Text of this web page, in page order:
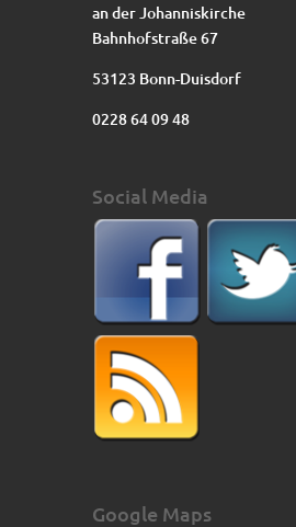
an der Johanniskirche
Bahnhofstraße 67
53123 Bonn-Duisdorf
0228 64 09 48
Social Media
Google Maps